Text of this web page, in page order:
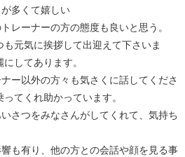
多くて嬉しい
レーナーの方の態度も良いと思う。
元気に挨拶して出迎えて下さいま
してあります。
ー以外の方々も気さくに話してくださ
てくれ助かっています。
さつをみなさんがしてくれて、気持ち
も有り、他の方との会話や顔を見る事